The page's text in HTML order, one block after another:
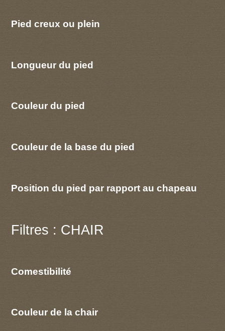
Pied creux ou plein
Longueur du pied
Couleur du pied
Couleur de la base du pied
Position du pied par rapport au chapeau
Filtres : CHAIR
Comestibilité
Couleur de la chair